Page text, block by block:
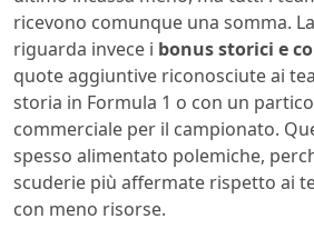
ricevono comunque una somma.
riguarda invece i bonus storici e
quote aggiuntive riconosciute ai
storia in Formula 1 o con un
commerciale per il campionato.
spesso alimentato polemiche,
scuderie più affermate rispetto ai
con meno risorse.